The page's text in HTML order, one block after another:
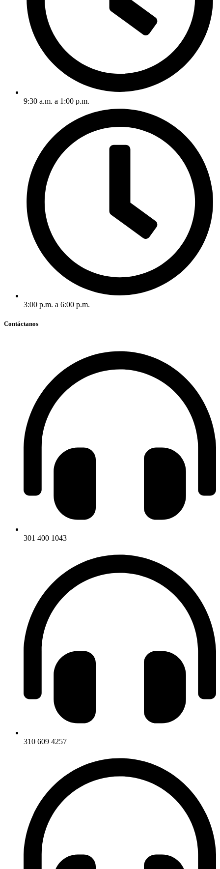
9:30 a.m. a 1:00 p.m.
3:00 p.m. a 6:00 p.m.
Contáctanos
301 400 1043
310 609 4257